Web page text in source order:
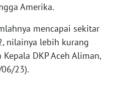
Amerika.
mencapai sekitar
nilainya lebih kurang
DKP Aceh Aliman,
23).